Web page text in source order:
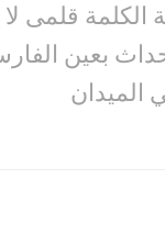
الكلمة قلمى
بعين
الميدان